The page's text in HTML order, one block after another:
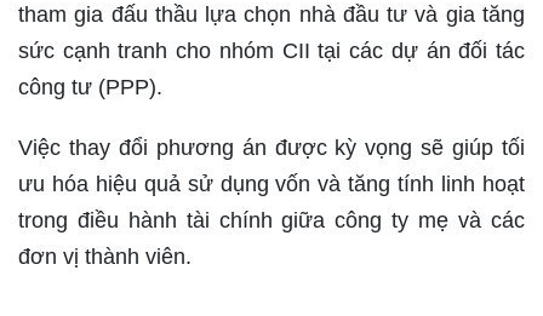
tham gia đấu thầu lựa chọn nhà đầu tư và gia tăng
sức cạnh tranh cho nhóm CII tại các dự án đối tác
công tư (PPP).
Việc thay đổi phương án được kỳ vọng sẽ giúp tối
ưu hóa hiệu quả sử dụng vốn và tăng tính linh hoạt
trong điều hành tài chính giữa công ty mẹ và các
đơn vị thành viên.